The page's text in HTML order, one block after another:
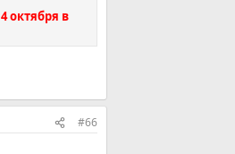
октября в
#66